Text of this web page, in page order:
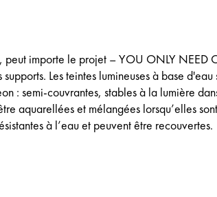
peut importe le projet – YOU ONLY NEED
Les teintes lumineuses à base d'eau
: semi-couvrantes, stables à la lumière
aquarellées et mélangées lorsqu’elles sont
à l’eau et peuvent être recouvertes.